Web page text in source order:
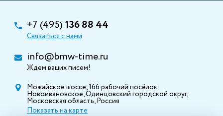
+7 (495) 136 88 44
Связаться с нами
info@bmw-time.ru
Ждем ваших писем!
Можайское шоссе, 166 рабочий посёлок
Новоивановское, Одинцовский городской округ,
Московская область, Россия
Показать на карте